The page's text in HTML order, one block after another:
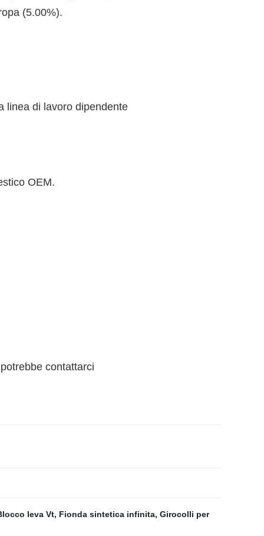
(5.00%).
linea di lavoro dipendente
OEM.
contattarci
leva Vt, Fionda sintetica infinita, Girocolli per